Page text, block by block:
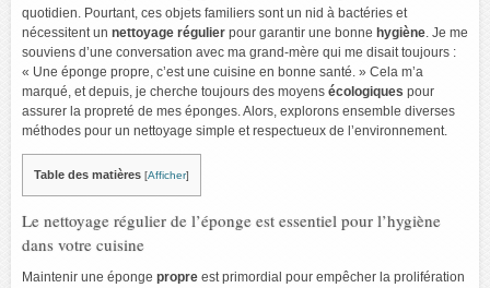
quotidien. Pourtant, ces objets familiers sont un nid à bactéries et
nécessitent un nettoyage régulier pour garantir une bonne hygiène. Je me
souviens d’une conversation avec ma grand-mère qui me disait toujours :
« Une éponge propre, c’est une cuisine en bonne santé. » Cela m’a
marqué, et depuis, je cherche toujours des moyens écologiques pour
assurer la propreté de mes éponges. Alors, explorons ensemble diverses
méthodes pour un nettoyage simple et respectueux de l’environnement.
Table des matières [Afficher]
Le nettoyage régulier de l’éponge est essentiel pour l’hygiène
dans votre cuisine
Maintenir une éponge propre est primordial pour empêcher la prolifération